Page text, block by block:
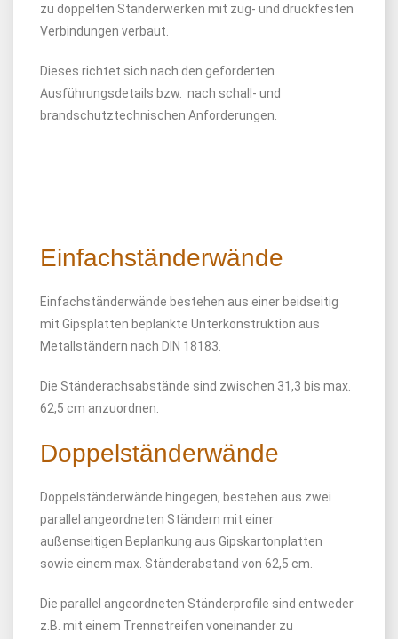
zu doppelten Ständerwerken mit zug- und druckfesten
Verbindungen verbaut.
Dieses richtet sich nach den geforderten
Ausführungsdetails bzw. nach schall- und
brandschutztechnischen Anforderungen.
Einfachständerwände
Einfachständerwände bestehen aus einer beidseitig
mit Gipsplatten beplankte Unterkonstruktion aus
Metallständern nach DIN 18183.
Die Ständerachsabstände sind zwischen 31,3 bis max.
62,5 cm anzuordnen.
Doppelständerwände
Doppelständerwände hingegen, bestehen aus zwei
parallel angeordneten Ständern mit einer
außenseitigen Beplankung aus Gipskartonplatten
sowie einem max. Ständerabstand von 62,5 cm.
Die parallel angeordneten Ständerprofile sind entweder
z.B. mit einem Trennstreifen voneinander zu